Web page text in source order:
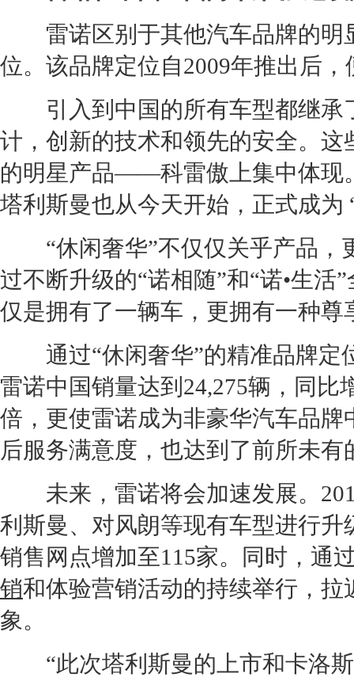
雷诺 区别于其他汽车品牌的
位。该品牌定位自2009年推出后
引入到中国的所有车型都继承
计，创新的技术和领先的安全。这
的明星产品——科雷傲 上集中体
塔利斯曼也从今天开始，正式成为
“休闲奢华”不仅仅关乎产品，
过不断升级的“诺相随”和“诺•生活
仅是拥有了一辆车，更拥有一种尊
通过“休闲奢华”的精准品牌定
雷诺中国销量达到24,275辆，同比
倍，更使雷诺成为非豪华汽车品
后服务满意度，也达到了前所未有
未来， 雷诺将会加速发展。
利斯曼 、对风朗等现有车型进行升
销售网点增加至115家。同时，通
销和体验营销活动的持续举行，拉
象。
“此次塔利斯曼的上市和卡洛